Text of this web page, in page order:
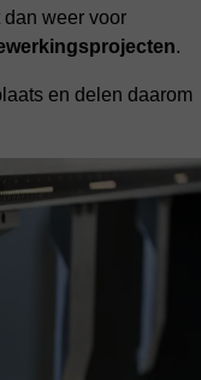
dan weer voor
.
en delen daarom